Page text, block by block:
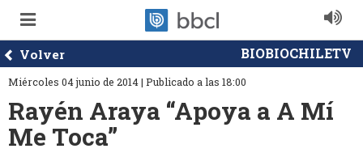
Volver BIOBIOCHILETV
Miércoles 04 junio de 2014 | Publicado a las 18:00
Rayén Araya “Apoya a A Mí
Me Toca”